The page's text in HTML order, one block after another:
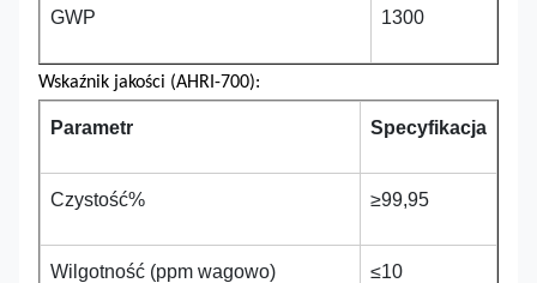
GWP 1300
Wskaźnik jakości (AHRI-700):
Parametr Specyfikacja
Czystość% ≥99,95
Wilgotność (ppm wagowo) ≤10